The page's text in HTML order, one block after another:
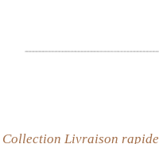
Collection Livraison rapide